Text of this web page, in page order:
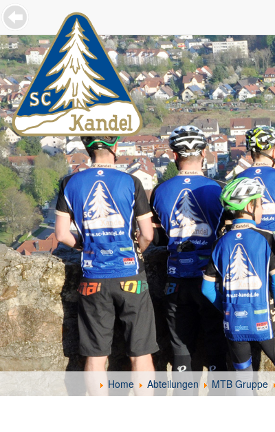
Home Abteilungen MTB Gruppe